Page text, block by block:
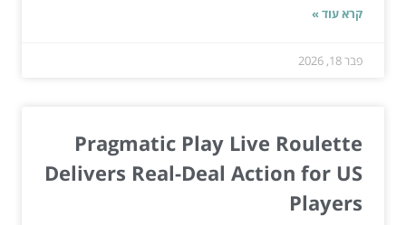
קרא עוד »
פבר 18, 2026
Pragmatic Play Live Roulette
Delivers Real-Deal Action for US
Players